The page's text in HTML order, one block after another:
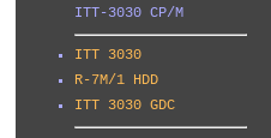
ITT-3030 CP/M
ITT 3030
R-7M/1 HDD
ITT 3030 GDC